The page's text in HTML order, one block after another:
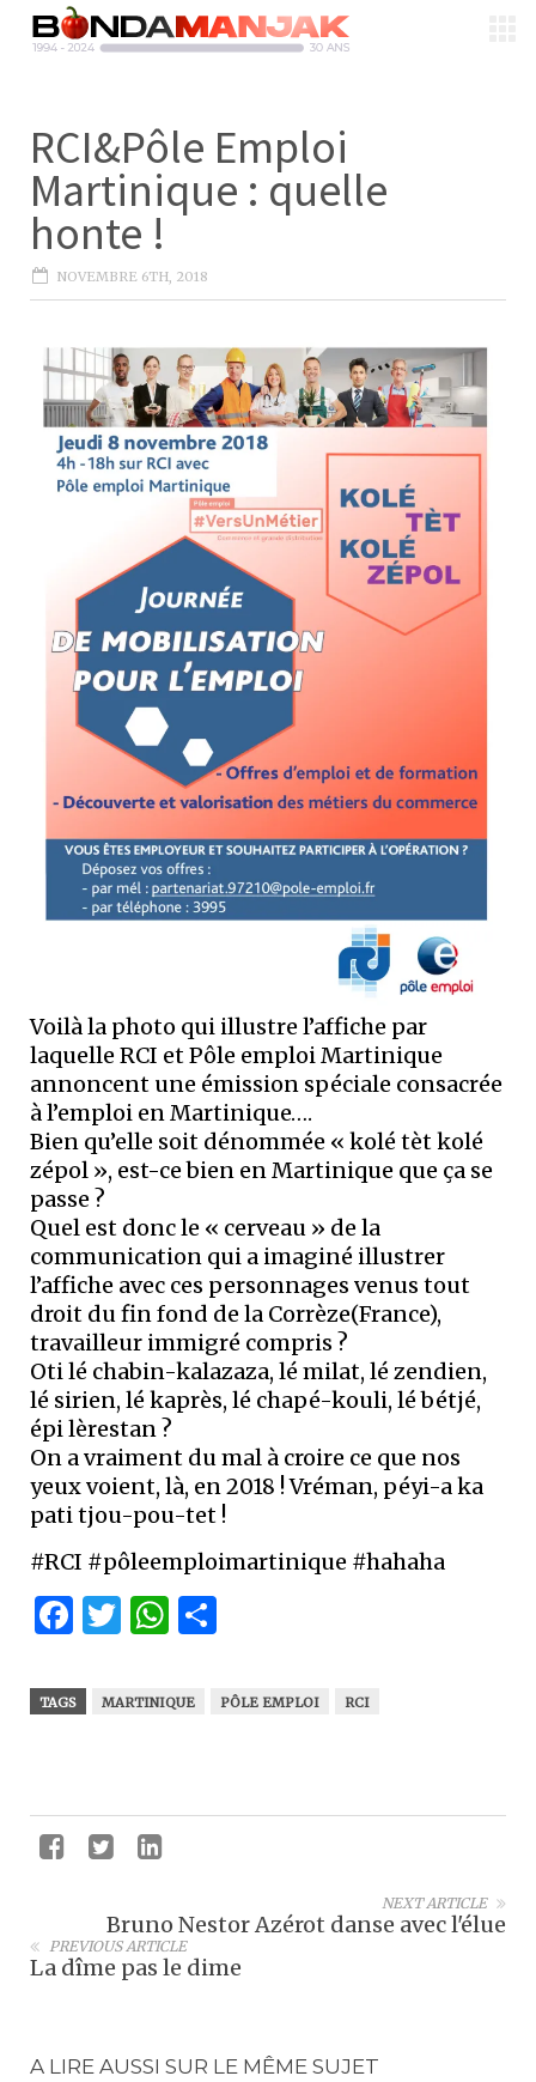
RCI&Pôle Emploi
Martinique : quelle
honte !
NOVEMBRE 6TH, 2018
Voilà la photo qui illustre l’affiche par
laquelle RCI et Pôle emploi Martinique
annoncent une émission spéciale consacrée
à l’emploi en Martinique….
Bien qu’elle soit dénommée « kolé tèt kolé
zépol », est-ce bien en Martinique que ça se
passe ?
Quel est donc le « cerveau » de la
communication qui a imaginé illustrer
l’affiche avec ces personnages venus tout
droit du fin fond de la Corrèze(France),
travailleur immigré compris ?
Oti lé chabin-kalazaza, lé milat, lé zendien,
lé sirien, lé kaprès, lé chapé-kouli, lé bétjé,
épi lèrestan ?
On a vraiment du mal à croire ce que nos
yeux voient, là, en 2018 ! Vréman, péyi-a ka
pati tjou-pou-tet !
#RCI #pôleemploimartinique #hahaha
Facebook
Twitter
WhatsApp
TAGS MARTINIQUE PÔLE EMPLOI RCI
NEXT ARTICLE
Bruno Nestor Azérot danse avec l'élue
PREVIOUS ARTICLE
La dîme pas le dime
A LIRE AUSSI SUR LE MÊME SUJET